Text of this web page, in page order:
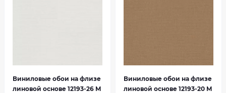
Виниловые обои на флизе
линовой основе 12193-26 M
Виниловые обои на флизе
линовой основе 12193-20 M